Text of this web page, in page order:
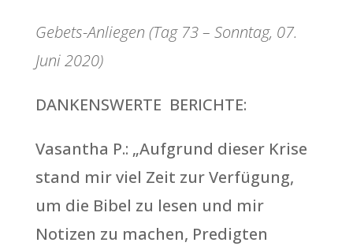
Gebets-Anliegen (Tag 73 – Sonntag, 07.
Juni 2020)
DANKENSWERTE BERICHTE:
Vasantha P.: „Aufgrund dieser Krise
stand mir viel Zeit zur Verfügung,
um die Bibel zu lesen und mir
Notizen zu machen, Predigten